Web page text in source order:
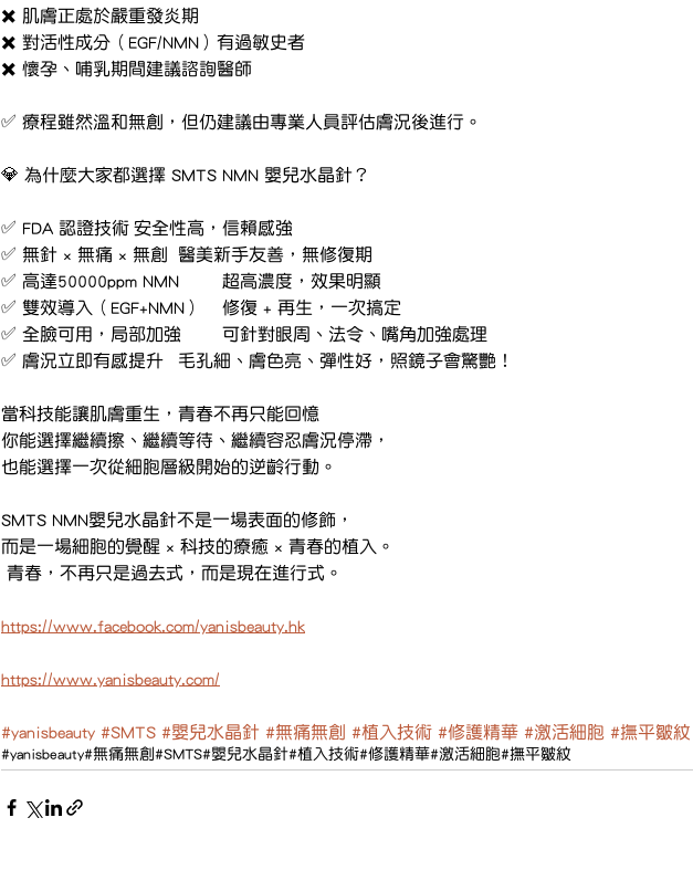
✖️ 肌膚正處於嚴重發炎期
✖️ 對活性成分（EGF/NMN）有過敏史者
✖️ 懷孕、哺乳期間建議諮詢醫師
✅ 療程雖然溫和無創，但仍建議由專業人員評估膚況後進行。
💎 為什麼大家都選擇 SMTS NMN 嬰兒水晶針？
✅ FDA 認證技術	安全性高，信賴感強
✅ 無針 × 無痛 × 無創	醫美新手友善，無修復期
✅ 高達50000ppm NMN	超高濃度，效果明顯
✅ 雙效導入（EGF+NMN）	修復 + 再生，一次搞定
✅ 全臉可用，局部加強	可針對眼周、法令、嘴角加強處理
✅ 膚況立即有感提升	毛孔細、膚色亮、彈性好，照鏡子會驚艷！
當科技能讓肌膚重生，青春不再只能回憶
你能選擇繼續擦、繼續等待、繼續容忍膚況停滯，
也能選擇一次從細胞層級開始的逆齡行動。
SMTS NMN嬰兒水晶針不是一場表面的修飾，
而是一場細胞的覺醒 × 科技的療癒 × 青春的植入。
青春，不再只是過去式，而是現在進行式。
https://www.facebook.com/yanisbeauty.hk
https://www.yanisbeauty.com/
#yanisbeauty #SMTS #嬰兒水晶針 #無痛無創 #植入技術 #修護精華 #激活細胞 #撫平皺紋
#yanisbeauty#無痛無創 #SMTS#嬰兒水晶針#植入技術#修護精華#激活細胞#撫平皺紋